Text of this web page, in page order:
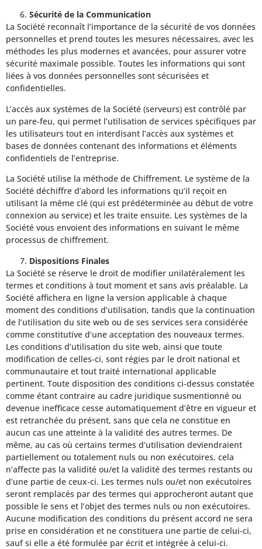
Sécurité de la Communication
La Société reconnaît l’importance de la sécurité de vos données
personnelles et prend toutes les mesures nécessaires, avec les
méthodes les plus modernes et avancées, pour assurer votre
sécurité maximale possible. Toutes les informations qui sont
liées à vos données personnelles sont sécurisées et
confidentielles.
L’accès aux systèmes de la Société (serveurs) est contrôlé par
un pare-feu, qui permet l’utilisation de services spécifiques par
les utilisateurs tout en interdisant l’accès aux systèmes et
bases de données contenant des informations et éléments
confidentiels de l’entreprise.
La Société utilise la méthode de Chiffrement. Le système de la
Société déchiffre d’abord les informations qu’il reçoit en
utilisant la même clé (qui est prédéterminée au début de votre
connexion au service) et les traite ensuite. Les systèmes de la
Société vous envoient des informations en suivant le même
processus de chiffrement.
Dispositions Finales
La Société se réserve le droit de modifier unilatéralement les
termes et conditions à tout moment et sans avis préalable. La
Société affichera en ligne la version applicable à chaque
moment des conditions d’utilisation, tandis que la continuation
de l’utilisation du site web ou de ses services sera considérée
comme constitutive d’une acceptation des nouveaux termes.
Les conditions d’utilisation du site web, ainsi que toute
modification de celles-ci, sont régies par le droit national et
communautaire et tout traité international applicable
pertinent. Toute disposition des conditions ci-dessus constatée
comme étant contraire au cadre juridique susmentionné ou
devenue inefficace cesse automatiquement d’être en vigueur et
est retranchée du présent, sans que cela ne constitue en
aucun cas une atteinte à la validité des autres termes. De
même, au cas où certains termes d’utilisation deviendraient
partiellement ou totalement nuls ou non exécutoires, cela
n’affecte pas la validité ou/et la validité des termes restants ou
d’une partie de ceux-ci. Les termes nuls ou/et non exécutoires
seront remplacés par des termes qui approcheront autant que
possible le sens et l’objet des termes nuls ou non exécutoires.
Aucune modification des conditions du présent accord ne sera
prise en considération et ne constituera une partie de celui-ci,
sauf si elle a été formulée par écrit et intégrée à celui-ci.